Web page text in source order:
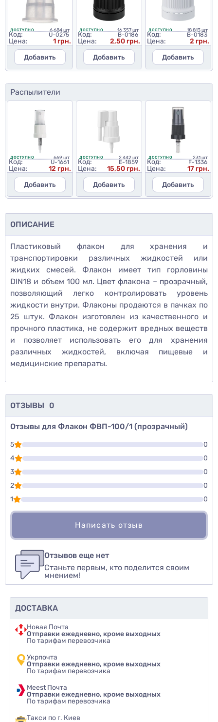
ДОСТУПНО 6 684 шт
Код: U-0275
Цена:
1 грн.
Добавить
ДОСТУПНО 16 357 шт
Код: B-0186
Цена:
2,50 грн.
Добавить
ДОСТУПНО 18 813 шт
Код: B-0183
Цена:
2 грн.
Добавить
Распылители
ДОСТУПНО 669 шт
Код: U-1661
Цена:
12 грн.
Добавить
ДОСТУПНО 2 442 шт
Код: E-1859
Цена:
15,50 грн.
Добавить
ДОСТУПНО 231 шт
Код: F-1336
Цена:
17 грн.
Добавить
ОПИСАНИЕ
Пластиковый флакон для хранения и
транспортировки различных жидкостей или
жидких смесей. Флакон имеет тип горловины
DIN18 и объем 100 мл. Цвет флакона – прозрачный,
позволяющий легко контролировать уровень
жидкости внутри. Флаконы продаются в пачках по
25 штук. Флакон изготовлен из качественного и
прочного пластика, не содержит вредных веществ
и позволяет использовать его для хранения
различных жидкостей, включая пищевые и
медицинские препараты.
ОТЗЫВЫ 0
Отзывы для Флакон ФВП-100/1 (прозрачный)
5
0
4
0
3
0
2
0
1
0
Написать отзыв
авторизуйтесь иливойдите
Оценить товар
Отзывов еще нет
Станьте первым, кто поделится своим
мнением!
ДОСТАВКА
Новая Почта
Отправки ежедневно, кроме выходных
По тарифам перевозчика
Укрпочта
Отправки ежедневно, кроме выходных
По тарифам перевозчика
Meest Почта
Отправки ежедневно, кроме выходных
По тарифам перевозчика
Такси по г. Киев